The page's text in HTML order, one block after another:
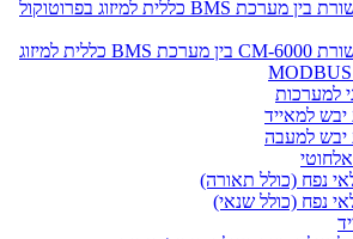
מתאם תקשורת בין מערכת BMS כללית למיזוג בפרוטוקול
מתאם תקשורת CM-6000 בין מערכת BMS כללית למיזוג
למערכות
למאייד
יבש למעבה
נפח (כולל תאורה)
נפח (כולל שנאי)